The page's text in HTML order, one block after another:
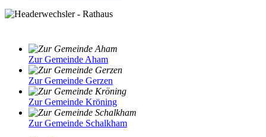
Zur Gemeinde Aham
Zur Gemeinde Gerzen
Zur Gemeinde Kröning
Zur Gemeinde Schalkham